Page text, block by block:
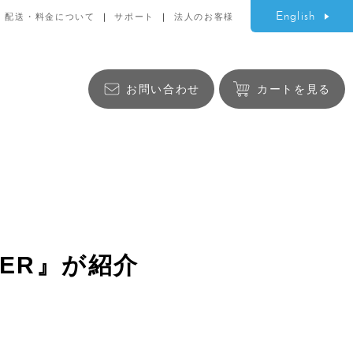
配送・料金について サポート 法人のお客様 English
お問い合わせ カートを見る
』が紹介